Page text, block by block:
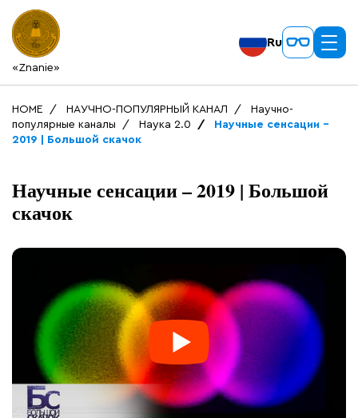
«Znanie»
Ru
HOME НАУЧНО-ПОПУЛЯРНЫЙ КАНАЛ
Научно-
популярные каналы
Наука 2.0
Научные сенсации –
2019 | Большой скачок
Научные сенсации – 2019 | Большой
скачок